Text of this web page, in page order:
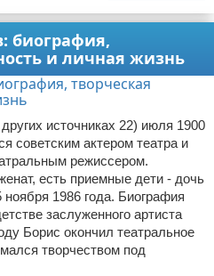
биография,
и личная жизнь
источниках 22) июля 1900
советским актером театра и
режиссером.
есть приемные дети - дочь
1986 года. Биография
заслуженного артиста
Борис окончил театральное
творчеством под